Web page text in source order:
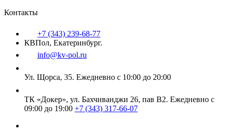
Контакты
+7 (343) 239-68-77
КВПол, Екатеринбург.
info@kv-pol.ru
Ул. Щорса, 35. Ежедневно с 10:00 до 20:00
ТК «Докер», ул. Бахчиванджи 26, пав В2. Ежедневно с
09:00 до 19:00 +7 (343) 317-66-07